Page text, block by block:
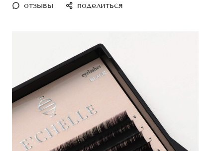
отзывы поделиться